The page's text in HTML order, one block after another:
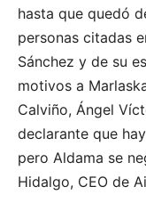
hasta que quedó
personas citadas
Sánchez y de su
motivos a
Calviño, Ángel
declarante que
pero Aldama se
Hidalgo, CEO de